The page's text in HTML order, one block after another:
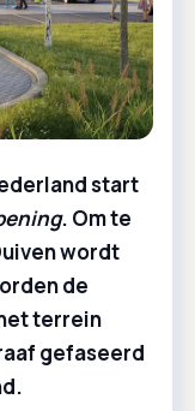
start
. Om te
wordt
de
terrein
gefaseerd